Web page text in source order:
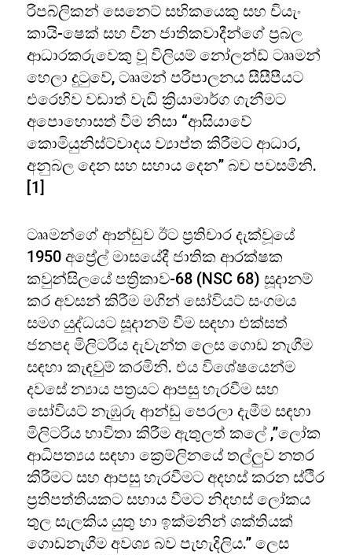
රිපබ්ලිකන් සෙනෙට් සභිකයෙකු සහ චියැං
කායි-ෂෙක් සහ චීන ජාතිකවාදීන්ගේ ප්‍රබල
ආධාරකරුවෙකු වූ විලියම් නෝලන්ඩ් ටෲමන්
හෙලා දුටුවේ, ටෲමන් පරිපාලනය සීසීපීයට
එරෙහිව වඩාත් වැඩි ක්‍රියාමාර්ග ගැනීමට
අපොහොසත් වීම නිසා “ආසියාවේ
කොමියුනිස්ට්වාදය ව්‍යාප්ත කිරීමට ආධාර,
අනුබල දෙන සහ සහාය දෙන” බව පවසමිනි.
[1]
ටෲමන්ගේ ආන්ඩුව ඊට ප්‍රතිචාර දැක්වූයේ
1950 අප්‍රේල් මාසයේදී ජාතික ආරක්ෂක
කවුන්සිලයේ පත්‍රිකාව-68 (NSC 68) සූදානම්
කර අවසන් කිරීම මගින් සෝවියට් සංගමය
සමග යුද්ධයට සූදානම් වීම සඳහා එක්සත්
ජනපද මිලිටරිය දැවැන්ත ලෙස ගොඩ නැගීම
සඳහා කැඳවුම් කරමිනි. එය විශේෂයෙන්ම
දවසේ න්‍යාය පත්‍රයට ආපසු හැරවීම සහ
සෝවියට් නැඹුරු ආන්ඩු පෙරලා දැමීම සඳහා
මිලිටරිය භාවිතා කිරීම ඇතුලත් කලේ ,”ලෝක
ආධිපත්‍යය සඳහා ක්‍රෙම්ලිනයේ තල්ලුව නතර
කිරීමට සහ ආපසු හැරවීමට අදහස් කරන ස්ථිර
ප්‍රතිපත්තියකට සහාය වීමට නිදහස් ලෝකය
තුල සැලකිය යුතු හා ඉක්මනින් ශක්තියක්
ගොඩනැගීම අවශ්‍ය බව පැහැදිලිය.” ලෙස